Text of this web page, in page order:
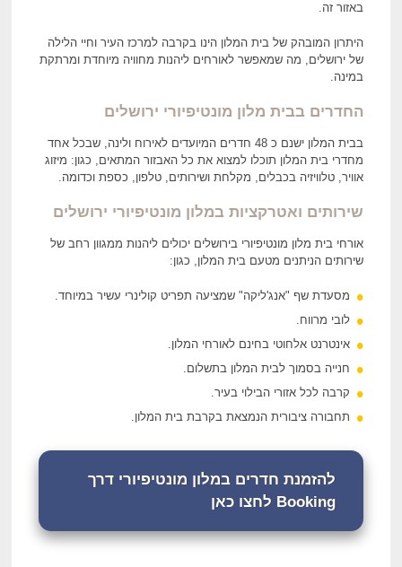
באזור זה.
היתרון המובהק של בית המלון הינו בקרבה למרכז העיר וחיי הלילה
של ירושלים, מה שמאפשר לאורחים ליהנות מחוויה מיוחדת ומרתקת
במינה.
החדרים בבית מלון מונטיפיורי ירושלים
בבית המלון ישנם כ 48 חדרים המיועדים לאירוח ולינה, שבכל אחד
מחדרי בית המלון תוכלו למצוא את כל האבזור המתאים, כגון: מיזוג
אוויר, טלוויזיה בכבלים, מקלחת ושירותים, טלפון, כספת וכדומה.
שירותים ואטרקציות במלון מונטיפיורי ירושלים
אורחי בית מלון מונטיפיורי בירושלים יכולים ליהנות ממגוון רחב של
שירותים הניתנים מטעם בית המלון, כגון:
מסעדת שף "אנג'ליקה" שמציעה תפריט קולינרי עשיר במיוחד.
לובי מרווח.
אינטרנט אלחוטי בחינם לאורחי המלון.
חנייה בסמוך לבית המלון בתשלום.
קרבה לכל אזורי הבילוי בעיר.
תחבורה ציבורית הנמצאת בקרבת בית המלון.
להזמנת חדרים במלון מונטיפיורי דרך
Booking לחצו כאן